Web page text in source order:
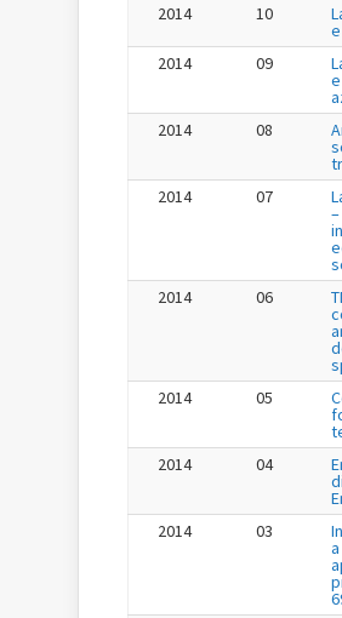
2014
10
2014
09
2014
08
2014
07
2014
06
2014
05
2014
04
2014
03